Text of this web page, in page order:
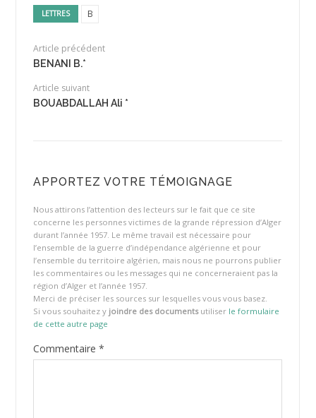
LETTRES B
Article précédent
BENANI B.*
Article suivant
BOUABDALLAH Ali *
APPORTEZ VOTRE TÉMOIGNAGE
Nous attirons l’attention des lecteurs sur le fait que ce site
concerne les personnes victimes de la grande répression d’Alger
durant l’année 1957. Le même travail est nécessaire pour
l’ensemble de la guerre d’indépendance algérienne et pour
l’ensemble du territoire algérien, mais nous ne pourrons publier
les commentaires ou les messages qui ne concerneraient pas la
région d’Alger et l’année 1957.
Merci de préciser les sources sur lesquelles vous vous basez.
Si vous souhaitez y joindre des documentsutiliser le formulaire
de cette autre page
Commentaire *